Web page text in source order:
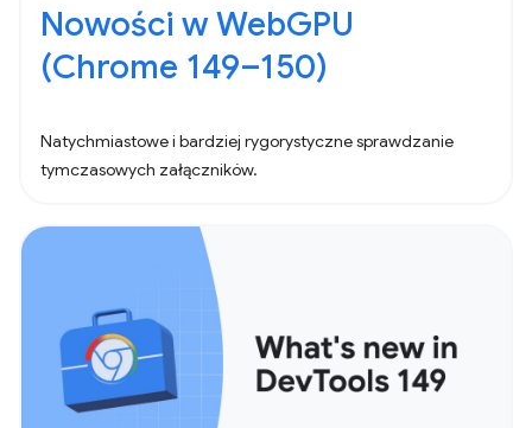
Nowości w WebGPU
(Chrome 149–150)
Natychmiastowe i bardziej rygorystyczne sprawdzanie
tymczasowych załączników.